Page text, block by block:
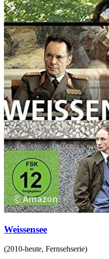
Weissensee
(2010-heute, Fernsehserie)